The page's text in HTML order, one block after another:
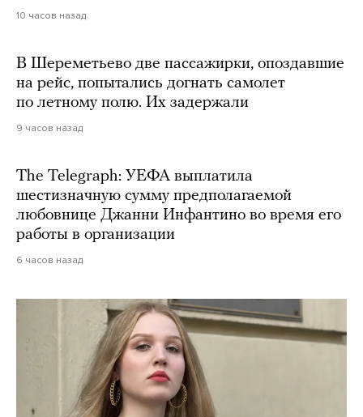
10 часов назад
В Шереметьево две пассажирки, опоздавшие
на рейс, попытались догнать самолет
по летному полю. Их задержали
9 часов назад
The Telegraph: УЕФА выплатила
шестизначную сумму предполагаемой
любовнице Джанни Инфантино во время его
работы в организации
6 часов назад